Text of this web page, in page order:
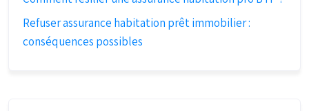
Refuser assurance habitation prêt immobilier :
conséquences possibles